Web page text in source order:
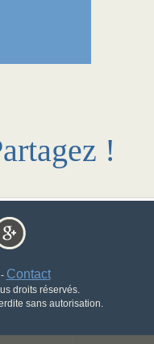
!
Contact
droits réservés.
sans autorisation.